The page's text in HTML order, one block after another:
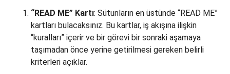
“READ ME” Kartı: Sütunların en üstünde “READ ME”
kartları bulacaksınız. Bu kartlar, iş akışına ilişkin
“kuralları” içerir ve bir görevi bir sonraki aşamaya
taşımadan önce yerine getirilmesi gereken belirli
kriterleri açıklar.